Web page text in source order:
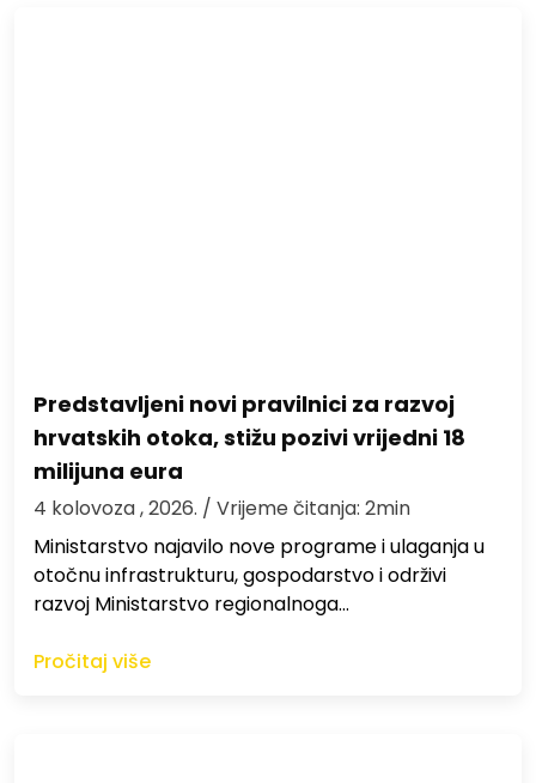
Predstavljeni novi pravilnici za razvoj
hrvatskih otoka, stižu pozivi vrijedni 18
milijuna eura
4 kolovoza , 2026. / Vrijeme čitanja: 2min
Ministarstvo najavilo nove programe i ulaganja u
otočnu infrastrukturu, gospodarstvo i održivi
razvoj Ministarstvo regionalnoga…
Pročitaj više